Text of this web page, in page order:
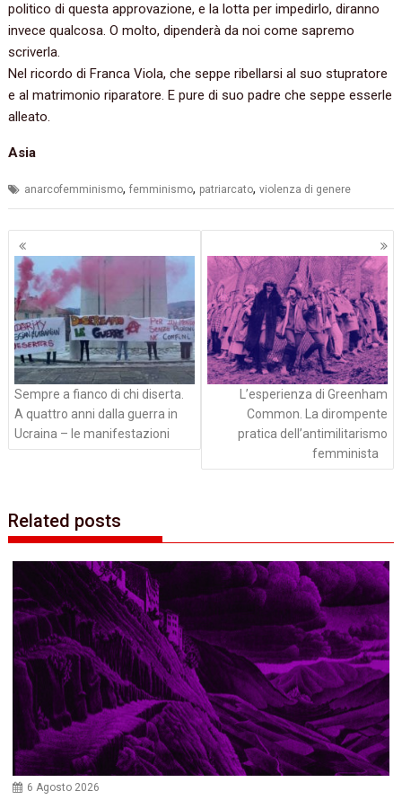
politico di questa approvazione, e la lotta per impedirlo, diranno
invece qualcosa. O molto, dipenderà da noi come sapremo
scriverla.
Nel ricordo di Franca Viola, che seppe ribellarsi al suo stupratore
e al matrimonio riparatore. E pure di suo padre che seppe esserle
alleato.
Asia
anarcofemminismo,femminismo, patriarcato,violenza di genere
Navigazione
articoli
Sempre a fianco di chi diserta.
A quattro anni dalla guerra in
Ucraina – le manifestazioni
L’esperienza di Greenham
Common. La dirompente
pratica dell’antimilitarismo
femminista
Related posts
6 Agosto 2026